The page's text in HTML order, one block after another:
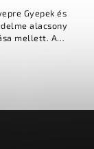
és
alacsony
mellett. A